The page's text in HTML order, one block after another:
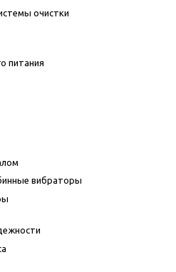
очистки
питания
вибраторы